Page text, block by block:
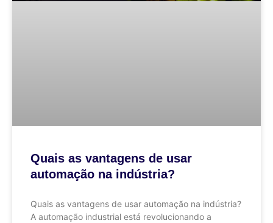
Quais as vantagens de usar
automação na indústria?
Quais as vantagens de usar automação na indústria?
A automação industrial está revolucionando a